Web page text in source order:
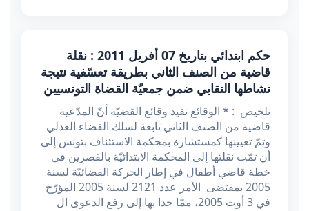
حكم ابتدائي بتاريخ 07 أفريل 2011 : نقلة
قاضية من الصنف الثاني بطريقة تعسّفية نتيجة
نشاطها النقابي ضمن جمعيّة القضاة التونسيين
تلخيص : * الوقائع تفيد وقائع القضيّة أنّ المدّعية
قاضية من الصنف الثاني تابعة لسلك القضاء العدلي
وتمّ تعيينها كمستشارة بمحكمة الاستئناف بتونس إلى
أن تمّت نقلتها إلى المحكمة الابتدائيّة بالقصرين في
خطة قاضي أطفال في إطار الحركة القضائيّة لسنة
2005 بمقتضى الأمر عدد 2121 لسنة 2005 المؤرّخ
في 3 أوت 2005، ممّا حدا بها إلى رفع الدعوى ال